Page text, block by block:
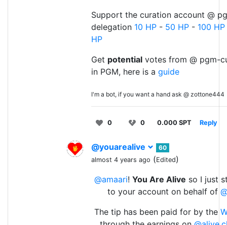
Support the curation account @
delegation 10 HP - 50 HP - 100 HP
HP
Get potential votes from @ pgm-
in PGM, here is a guide
I'm a bot, if you want a hand ask @ zottone444
0 0 0.000 SPT Reply
@youarealive
60
almost 4 years ago (Edited)
@amaari! You Are Alive so I just
to your account on behalf of
The tip has been paid for by the